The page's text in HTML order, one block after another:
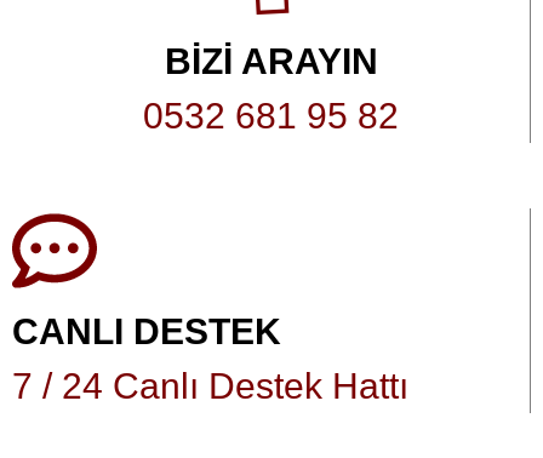
BİZİ ARAYIN
0532 681 95 82
CANLI DESTEK
7 / 24 Canlı Destek Hattı